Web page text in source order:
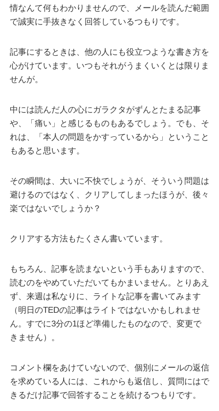
情なんて何もわかりませんので、メールを読んだ範囲
で誠実に手抜きなく回答しているつもりです。
記事にするときは、他の人にも役立つような書き方を
心がけています。いつもそれがうまくいくとは限りま
せんが。
中には読んだ人の心にガラクタがずんとたまる記事
や、「痛い」と感じるものもあるでしょう。でも、そ
れは、「本人の問題をかすっているから」ということ
もあると思います。
その瞬間は、大いに不快でしょうが、そういう問題は
避けるのではなく、クリアしてしまったほうが、後々
楽ではないでしょうか？
クリアする方法もたくさん書いています。
もちろん、記事を読まないという手もありますので、
読むのをやめていただいてもかまいません。とりあえ
ず、来週は私なりに、ライトな記事を書いてみます
（明日のTEDの記事はライトではないかもしれませ
ん。すでに3分の1ほど準備したものなので、変更で
きません）。
コメント欄をあけていないので、個別にメールの返信
を求めている人には、これからも返信し、質問にはで
きるだけ記事で回答することを続けるつもりです。